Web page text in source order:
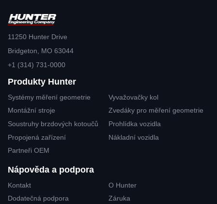
11250 Hunter Drive
Bridgeton, MO 63044
+1 (314) 731-0000
Produkty Hunter
Systémy měření geometrie
Vyvažovačky kol
Montážní stroje
Zvedáky pro měření geometrie
Soustruhy brzdových kotoučů
Prohlídka vozidla
Propojená zařízení
Nákladní vozidla
Partneři OEM
Nápověda a podpora
Kontakt
O Hunter
Dodatečná podpora
Záruka